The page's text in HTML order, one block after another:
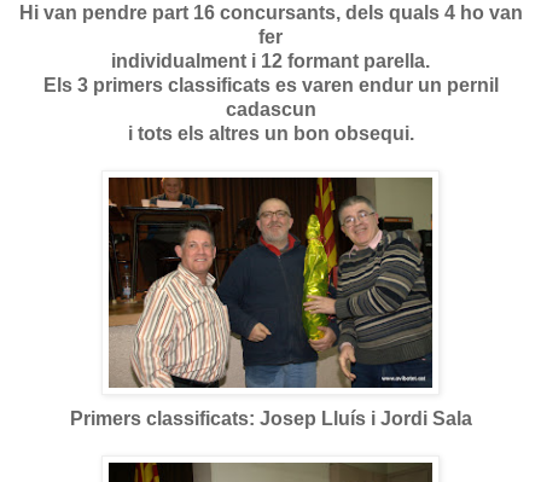
Hi van pendre part 16 concursants, dels quals 4 ho van
fer
individualment i 12 formant parella.
Els 3 primers classificats es varen endur un pernil
cadascun
i tots els altres un bon obsequi.
Primers classificats: Josep Lluís i Jordi Sala